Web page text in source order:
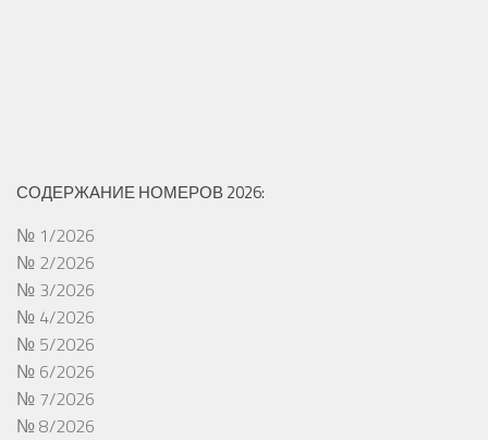
СОДЕРЖАНИЕ НОМЕРОВ 2026:
№ 1/2026
№ 2/2026
№ 3/2026
№ 4/2026
№ 5/2026
№ 6/2026
№ 7/2026
№ 8/2026